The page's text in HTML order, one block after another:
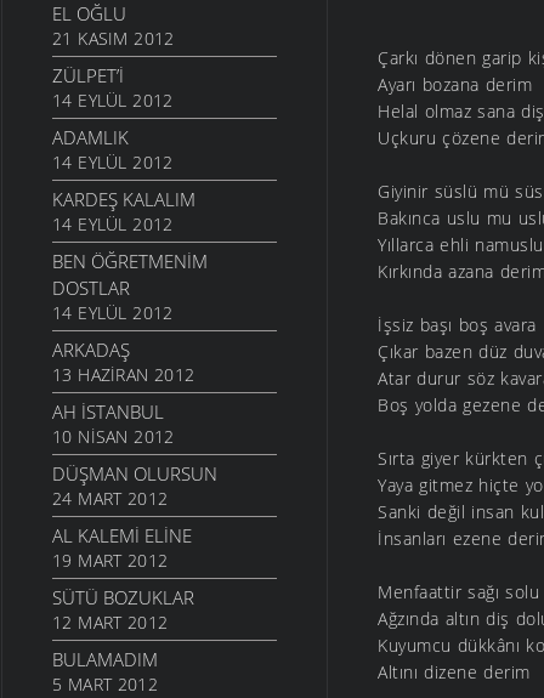
EL OĞLU
21 KASIM 2012
ZÜLPET’I
14 EYLÜL 2012
ADAMLIK
14 EYLÜL 2012
KARDEŞ KALALIM
14 EYLÜL 2012
BEN ÖĞRETMENIM
DOSTLAR
14 EYLÜL 2012
ARKADAŞ
13 HAZIRAN 2012
AH İSTANBUL
10 NISAN 2012
DÜŞMAN OLURSUN
24 MART 2012
AL KALEMI ELINE
19 MART 2012
SÜTÜ BOZUKLAR
12 MART 2012
BULAMADIM
5 MART 2012
Çarkı dönen garip
Ayarı bozana derim
Helal olmaz sana
Uçkuru çözene
Giyinir süslü mü
Bakınca uslu mu
Yıllarca ehli namuslu
Kırkında azana
İşsiz başı boş avara
Çıkar bazen düz
Atar durur söz
Boş yolda gezene
Sırta giyer kürkten
Yaya gitmez hiçte
Sanki değil insan
İnsanları ezene
Menfaattir sağı solu
Ağzında altın diş
Kuyumcu dükkânı
Altını dizene derim